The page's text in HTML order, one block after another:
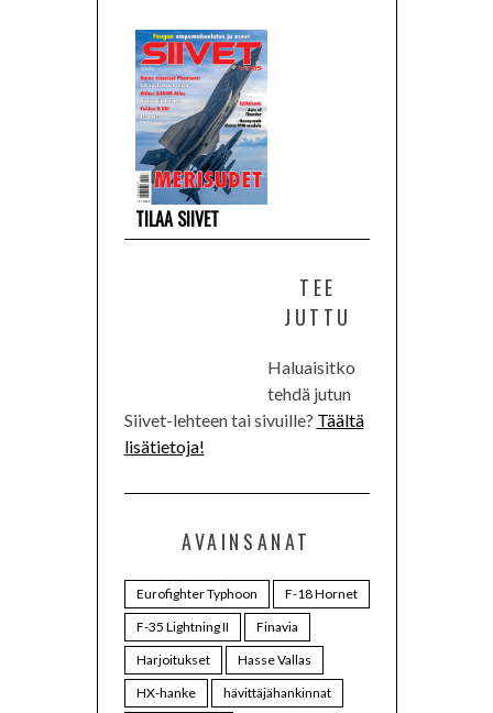
TILAA SIIVET
TEE
JUTTU
Haluaisitko
tehdä jutun
Siivet-lehteen tai sivuille? Täältä
lisätietoja!
AVAINSANAT
Eurofighter Typhoon
F-18 Hornet
F-35 Lightning II
Finavia
Harjoitukset
Hasse Vallas
HX-hanke
hävittäjähankinnat